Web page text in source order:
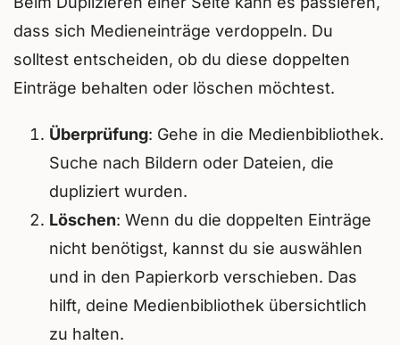
dass sich Medieneinträge verdoppeln. Du
solltest entscheiden, ob du diese doppelten
Einträge behalten oder löschen möchtest.
Überprüfung: Gehe in die Medienbibliothek.
Suche nach Bildern oder Dateien, die
dupliziert wurden.
Löschen: Wenn du die doppelten Einträge
nicht benötigst, kannst du sie auswählen
und in den Papierkorb verschieben. Das
hilft, deine Medienbibliothek übersichtlich
zu halten.